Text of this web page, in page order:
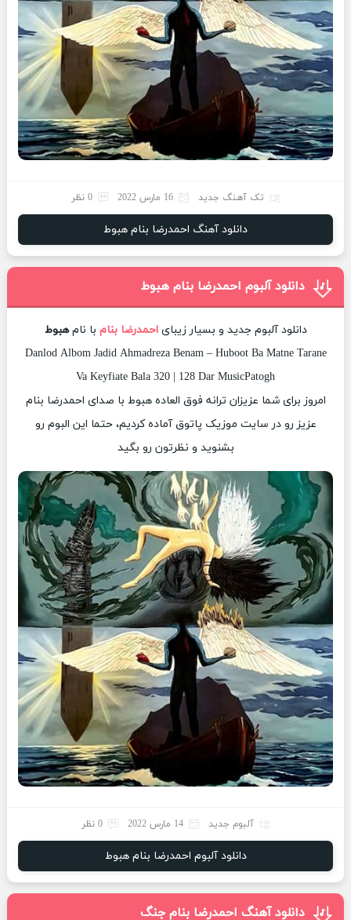
تک آهنگ جدید 16 مارس 2022 0 نظر
دانلود آهنگ احمدرضا بنام هبوط
دانلود آلبوم احمدرضا بنام هبوط
دانلود آلبوم جدید و بسیار زیبایاحمدرضا بنام با نامهبوط
Danlod Albom Jadid Ahmadreza Benam – Huboot Ba Matne Tarane
Va Keyfiate Bala 320 | 128 Dar MusicPatogh
امروز برای شما عزیزان ترانه فوق العاده هبوط با صدای احمدرضا بنام
عزیز رو در سایت موزیک پاتوق آماده کردیم، حتما این البوم رو
بشنوید و نظرتون رو بگید
آلبوم جدید 14 مارس 2022 0 نظر
دانلود آلبوم احمدرضا بنام هبوط
دانلود آهنگ احمدرضا بنام جنگ